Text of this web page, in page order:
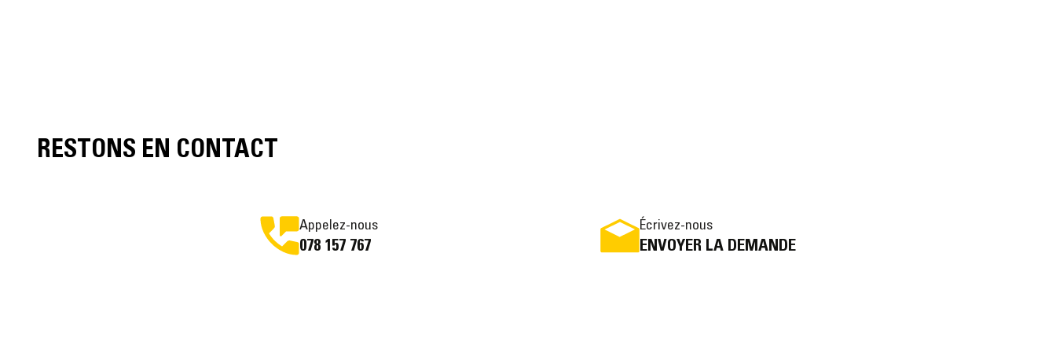
RESTONS EN CONTACT
Appelez-nous
078 157 767
Écrivez-nous
ENVOYER LA DEMANDE